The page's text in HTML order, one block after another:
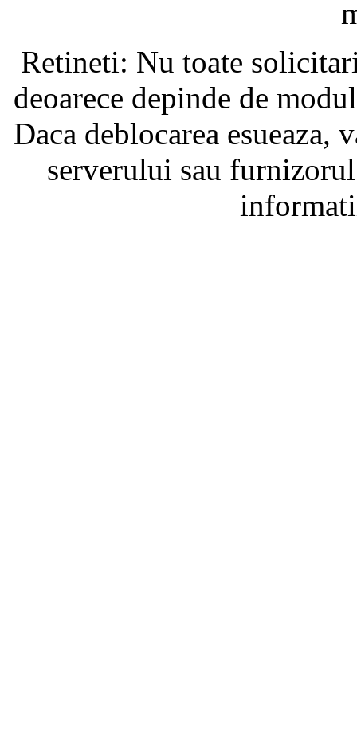
Retineti: Nu toate
deoarece depinde de
Daca deblocarea
serverului sau